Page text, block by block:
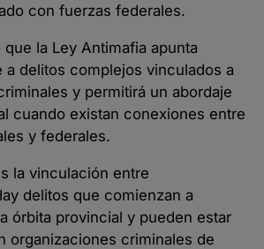
con fuerzas federales.
la Ley Antimafia apunta
a delitos complejos vinculados a
y permitirá un abordaje
cuando existan conexiones entre
y federales.
la vinculación entre
delitos que comienzan a
órbita provincial y pueden estar
organizaciones criminales de